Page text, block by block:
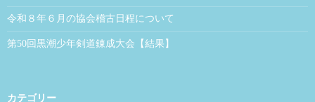
令和８年６月の協会稽古日程について
第50回黒潮少年剣道錬成大会【結果】
カテゴリー